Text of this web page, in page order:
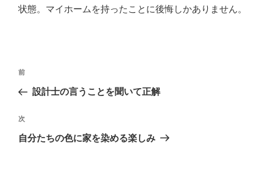
状態。マイホームを持ったことに後悔しかありません。
投
ビ
ゲ
過
去
投
稿
前
設計士の言うことを聞いて正解
次
の
次
自分たちの色に家を染める楽しみ